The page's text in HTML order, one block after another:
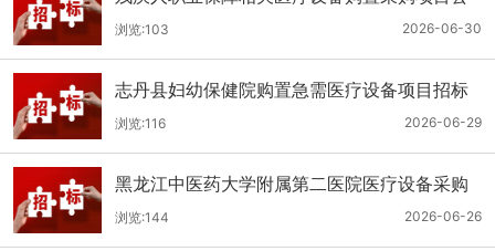
开招标招标公告
2026-06-30
浏览:103
志丹县妇幼保健院购置急需医疗设备项目招标
公告
2026-06-29
浏览:116
黑龙江中医药大学附属第二医院医疗设备采购
(二次)招标公告
2026-06-26
浏览:144